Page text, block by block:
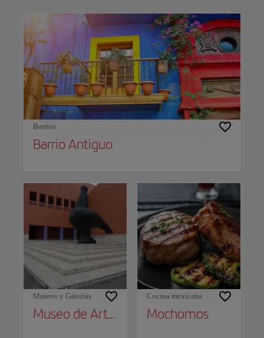
Barrios
Barrio Antiguo
Museos y Galerías
Museo de Arte Contemporáneo de Monterrey
Cocina mexicana
Mochomos